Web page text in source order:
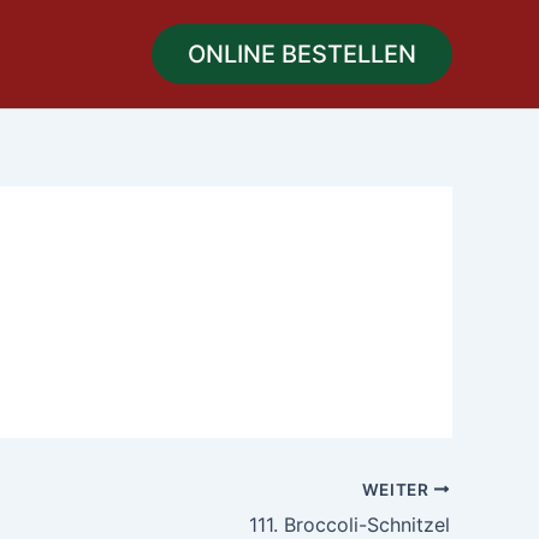
ONLINE BESTELLEN
WEITER
111. Broccoli-Schnitzel